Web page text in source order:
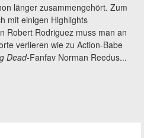
länger zusammengehört. Zum
mit einigen Highlights
Robert Rodriguez muss man an
verlieren wie zu Action-Babe
Dead-Fanfav Norman Reedus...